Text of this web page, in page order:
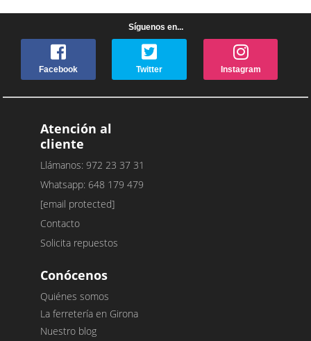
Síguenos en...
Facebook Twitter Instagram
Atención al
cliente
Llámanos: 972 23 37 31
Whatsapp: 648 179 479
[email protected]
Contacto
Solicita repuestos
Conócenos
Quiénes somos
La ferretería en Girona
Nuestro blog